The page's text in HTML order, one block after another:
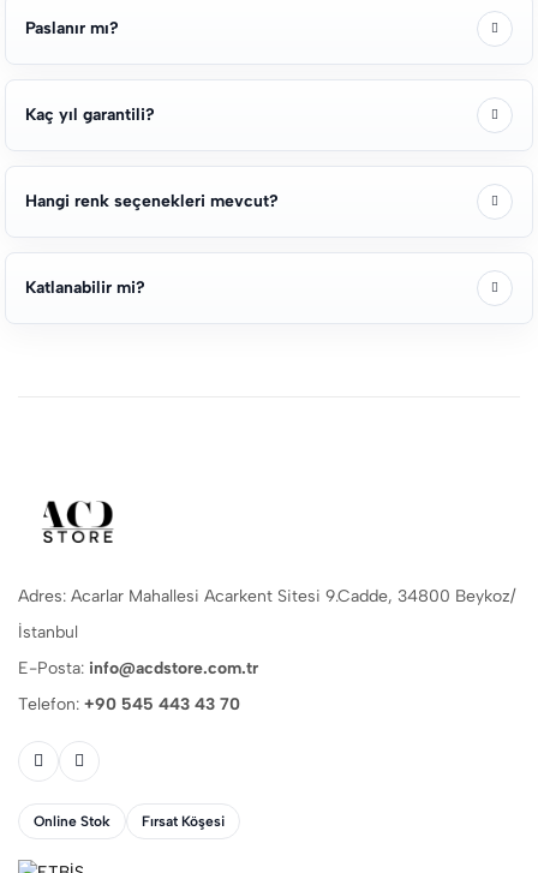
Paslanır mı?
Kaç yıl garantili?
Hangi renk seçenekleri mevcut?
Katlanabilir mi?
Adres: Acarlar Mahallesi Acarkent Sitesi 9.Cadde, 34800 Beykoz/
İstanbul
E-Posta: info@acdstore.com.tr
Telefon: +90 545 443 43 70
Online Stok Fırsat Köşesi